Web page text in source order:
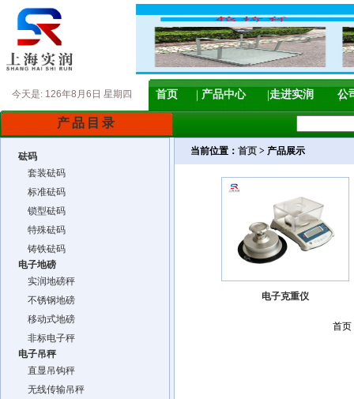
今天是: 126年8月6日 星期四 首页 产品中心 走进实润 公
产品目录
砝码
套装砝码
标准砝码
锁型砝码
特殊砝码
铸铁砝码
电子地磅
实润地磅秤
不锈钢地磅
移动式地磅
非标电子秤
电子吊秤
直显吊钩秤
无线传输吊秤
当前位置： 首页 > 产品展示
电子克重仪
首页